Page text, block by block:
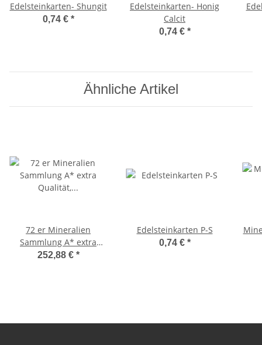
Edelsteinkarten- Shungit
0,74 € *
Edelsteinkarten- Honig
Calcit
0,74 € *
Ähnliche Artikel
72 er Mineralien
Sammlung A* extra
Qualität, ausgesuchte
252,88 € *
Edelsteinkarten P-S
0,74 € *